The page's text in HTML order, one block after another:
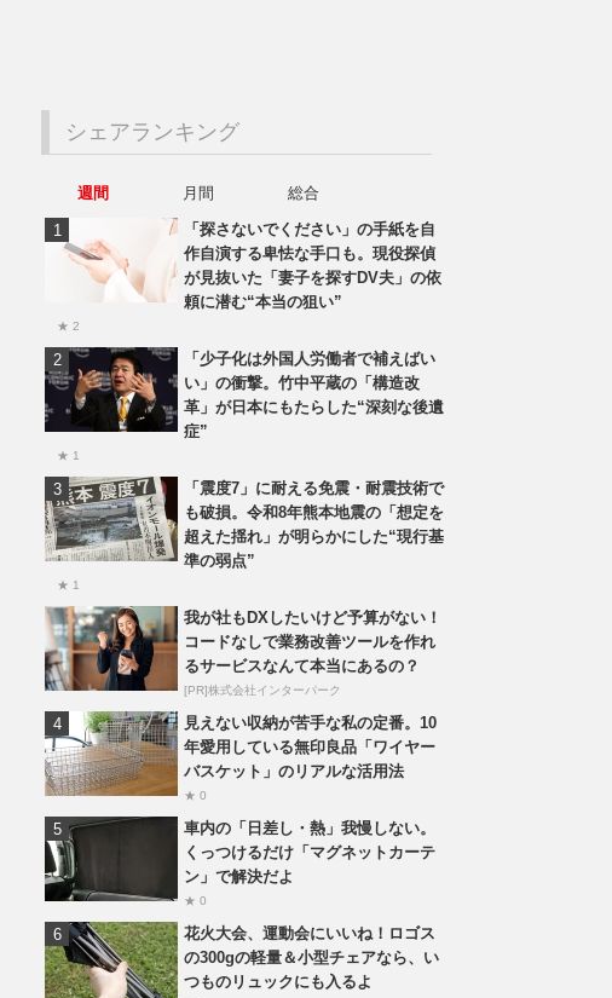
シェアランキング
週間 月間
総合
「探さないでください」の手紙を自
作自演する卑怯な手口も。現役探偵
が見抜いた「妻子を探すDV夫」の依
頼に潜む“本当の狙い”
★ 2
「少子化は外国人労働者で補えばい
い」の衝撃。竹中平蔵の「構造改
革」が日本にもたらした“深刻な後遺
症”
★ 1
「震度7」に耐える免震・耐震技術で
も破損。令和8年熊本地震の「想定を
超えた揺れ」が明らかにした“現行基
準の弱点”
★ 1
我が社もDXしたいけど予算がない！
コードなしで業務改善ツールを作れ
るサービスなんて本当にあるの？
[PR]株式会社インターパーク
見えない収納が苦手な私の定番。10
年愛用している無印良品「ワイヤー
バスケット」のリアルな活用法
★ 0
車内の「日差し・熱」我慢しない。
くっつけるだけ「マグネットカーテ
ン」で解決だよ
★ 0
花火大会、運動会にいいね！ロゴス
の300gの軽量＆小型チェアなら、い
つものリュックにも入るよ